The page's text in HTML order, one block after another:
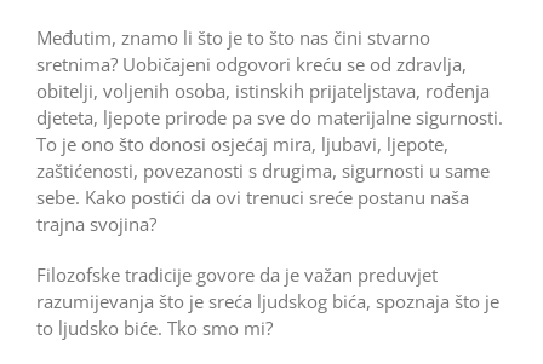
Međutim, znamo li što je to što nas čini stvarno
sretnima? Uobičajeni odgovori kreću se od zdravlja,
obitelji, voljenih osoba, istinskih prijateljstava, rođenja
djeteta, ljepote prirode pa sve do materijalne sigurnosti.
To je ono što donosi osjećaj mira, ljubavi, ljepote,
zaštićenosti, povezanosti s drugima, sigurnosti u same
sebe. Kako postići da ovi trenuci sreće postanu naša
trajna svojina?
Filozofske tradicije govore da je važan preduvjet
razumijevanja što je sreća ljudskog bića, spoznaja što je
to ljudsko biće. Tko smo mi?